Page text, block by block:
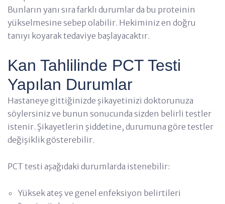
Bunların yanı sıra farklı durumlar da bu proteinin
yükselmesine sebep olabilir. Hekiminiz en doğru
tanıyı koyarak tedaviye başlayacaktır.
Kan Tahlilinde PCT Testi
Yapılan Durumlar
Hastaneye gittiğinizde şikayetinizi doktorunuza
söylersiniz ve bunun sonucunda sizden belirli testler
istenir. Şikayetlerin şiddetine, durumuna göre testler
değişiklik gösterebilir.
PCT testi aşağıdaki durumlarda istenebilir:
Yüksek ateş ve genel enfeksiyon belirtileri